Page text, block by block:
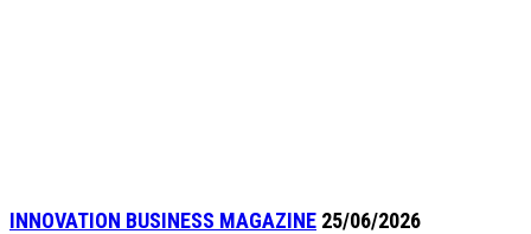
INNOVATION BUSINESS MAGAZINE 25/06/2026